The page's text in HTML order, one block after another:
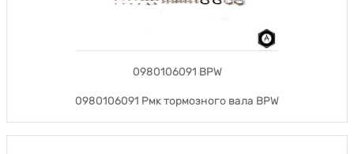
0980106091 BPW
0980106091 Рмк тормозного вала BPW